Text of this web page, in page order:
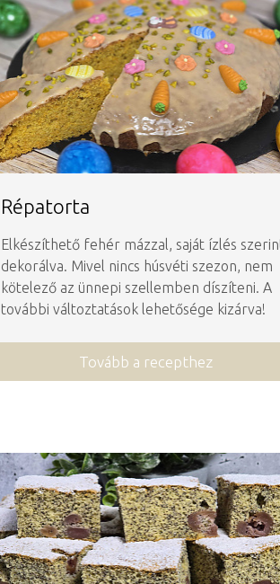
Répatorta
Elkészíthető fehér mázzal, saját ízlés
dekorálva. Mivel nincs húsvéti szezon, nem
kötelező az ünnepi szellemben díszíteni. A
további változtatások lehetősége kizárva!
Tovább a recepthez